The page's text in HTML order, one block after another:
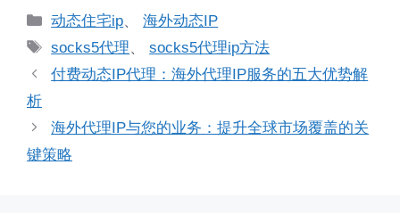
分
类
动态住宅ip、海外动态IP
标
签
socks5代理、socks5代理ip方法
付费动态IP代理：海外代理IP服务的五大优势解
析
海外代理IP与您的业务：提升全球市场覆盖的关
键策略